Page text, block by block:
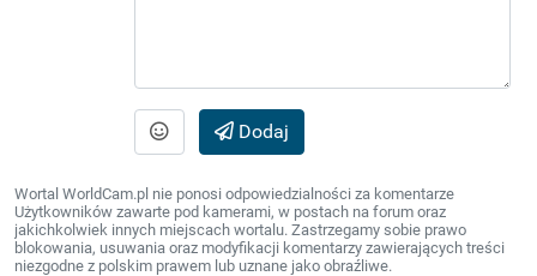
Dodaj
Wortal WorldCam.pl nie ponosi odpowiedzialności za komentarze
Użytkowników zawarte pod kamerami, w postach na forum oraz
jakichkolwiek innych miejscach wortalu. Zastrzegamy sobie prawo
blokowania, usuwania oraz modyfikacji komentarzy zawierających treści
niezgodne z polskim prawem lub uznane jako obraźliwe.